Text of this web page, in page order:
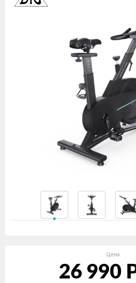
Цена
26 990